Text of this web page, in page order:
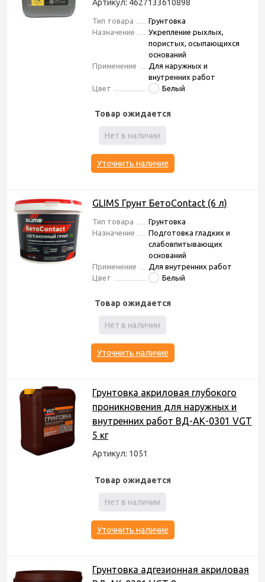
Артикул: 4627133610898
Тип товара
Грунтовка
Назначение
Укрепление рыхлых,
пористых, осыпающихся
оснований
Применение
Для наружных и
внутренних работ
Цвет
Белый
Товар ожидается
Нет в наличии
Уточнить наличие
GLIMS Грунт БетоContact (6 л)
Тип товара
Грунтовка
Назначение
Подготовка гладких и
слабовпитывающих
оснований
Применение
Для внутренних работ
Цвет
Белый
Товар ожидается
Нет в наличии
Уточнить наличие
Грунтовка акриловая глубокого
проникновения для наружных и
внутренних работ ВД-АК-0301 VGT
5 кг
Артикул: 1051
Товар ожидается
Нет в наличии
Уточнить наличие
Грунтовка адгезионная акриловая